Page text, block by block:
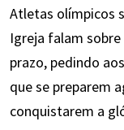
Atletas olímpicos
Igreja falam
prazo, pedindo
que se preparem
conquistarem a